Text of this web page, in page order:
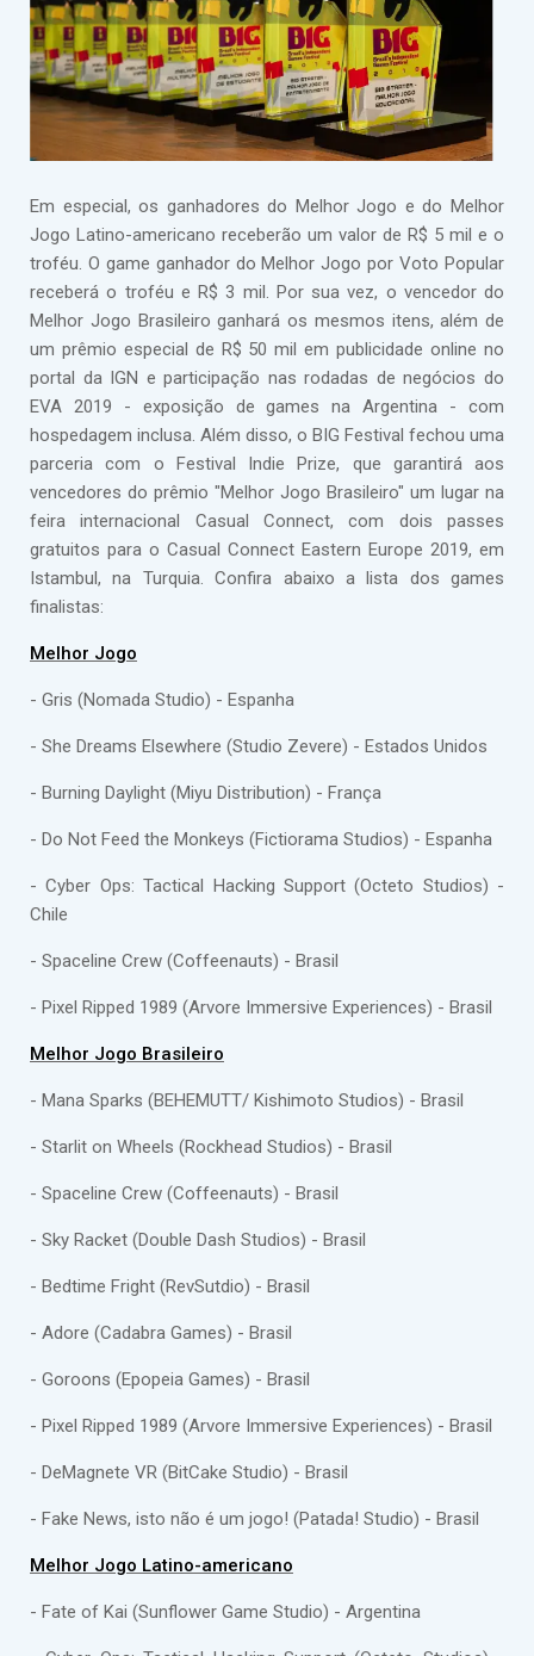
Em especial, os ganhadores do Melhor Jogo e do Melhor
Jogo Latino-americano receberão um valor de R$ 5 mil e o
troféu. O game ganhador do Melhor Jogo por Voto Popular
receberá o troféu e R$ 3 mil. Por sua vez, o vencedor do
Melhor Jogo Brasileiro ganhará os mesmos itens, além de
um prêmio especial de R$ 50 mil em publicidade online no
portal da IGN e participação nas rodadas de negócios do
EVA 2019 - exposição de games na Argentina - com
hospedagem inclusa. Além disso, o BIG Festival fechou uma
parceria com o Festival Indie Prize, que garantirá aos
vencedores do prêmio "Melhor Jogo Brasileiro" um lugar na
feira internacional Casual Connect, com dois passes
gratuitos para o Casual Connect Eastern Europe 2019, em
Istambul, na Turquia. Confira abaixo a lista dos games
finalistas:
Melhor Jogo
- Gris (Nomada Studio) - Espanha
- She Dreams Elsewhere (Studio Zevere) - Estados Unidos
- Burning Daylight (Miyu Distribution) - França
- Do Not Feed the Monkeys (Fictiorama Studios) - Espanha
- Cyber Ops: Tactical Hacking Support (Octeto Studios) -
Chile
- Spaceline Crew (Coffeenauts) - Brasil
- Pixel Ripped 1989 (Arvore Immersive Experiences) - Brasil
Melhor Jogo Brasileiro
- Mana Sparks (BEHEMUTT/ Kishimoto Studios) - Brasil
- Starlit on Wheels (Rockhead Studios) - Brasil
- Spaceline Crew (Coffeenauts) - Brasil
- Sky Racket (Double Dash Studios) - Brasil
- Bedtime Fright (RevSutdio) - Brasil
- Adore (Cadabra Games) - Brasil
- Goroons (Epopeia Games) - Brasil
- Pixel Ripped 1989 (Arvore Immersive Experiences) - Brasil
- DeMagnete VR (BitCake Studio) - Brasil
- Fake News, isto não é um jogo! (Patada! Studio) - Brasil
Melhor Jogo Latino-americano
- Fate of Kai (Sunflower Game Studio) - Argentina